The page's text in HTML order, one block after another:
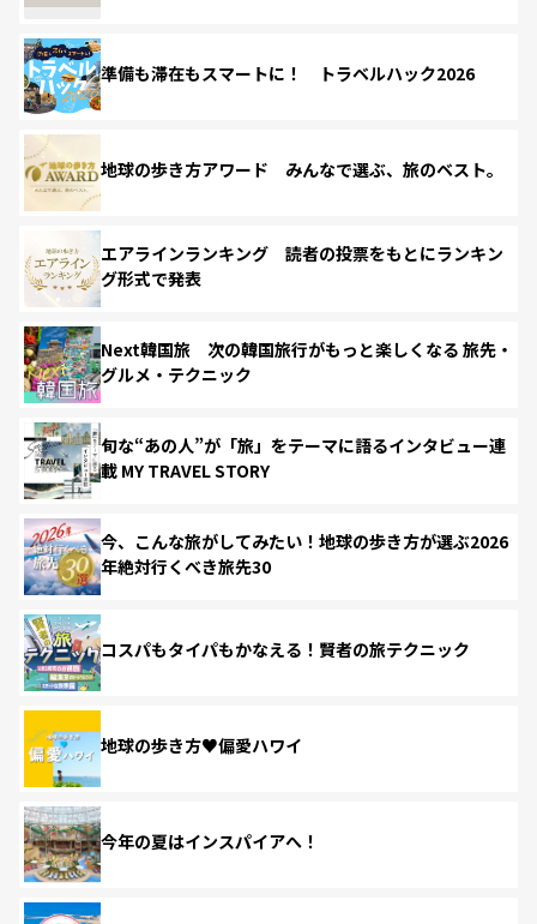
準備も滞在もスマートに！ トラベルハック2026
地球の歩き方アワード みんなで選ぶ、旅のベスト。
エアラインランキング 読者の投票をもとにランキン
グ形式で発表
Next韓国旅 次の韓国旅行がもっと楽しくなる 旅先・
グルメ・テクニック
旬な“あの人”が「旅」をテーマに語るインタビュー連
載 MY TRAVEL STORY
今、こんな旅がしてみたい！地球の歩き方が選ぶ2026
年絶対行くべき旅先30
コスパもタイパもかなえる！賢者の旅テクニック
地球の歩き方♥偏愛ハワイ
今年の夏はインスパイアへ！